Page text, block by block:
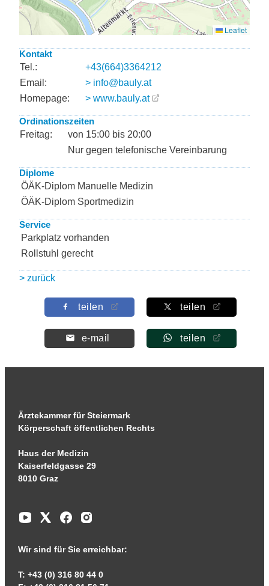
Kontakt
Tel.:
+43(664)3364212
Email:
> info@bauly.at
Homepage:
> www.bauly.at
Ordinationszeiten
Freitag:
von 15:00 bis 20:00
Nur gegen telefonische Vereinbarung
Diplome
ÖÄK-Diplom Manuelle Medizin
ÖÄK-Diplom Sportmedizin
Service
Parkplatz vorhanden
Rollstuhl gerecht
> zurück
teilen teilen
e-mail teilen
Ärztekammer für Steiermark
Körperschaft öffentlichen Rechts
Haus der Medizin
Kaiserfeldgasse 29
8010 Graz
Wir sind für Sie erreichbar:
T: +43 (0) 316 80 44 0